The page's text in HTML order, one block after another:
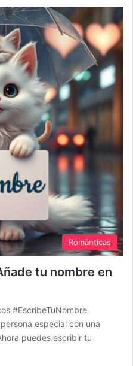
Románticas
tu nombre en
#EscribeTuNombre
especial con una
puedes escribir tu